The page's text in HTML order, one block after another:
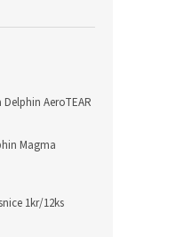
AeroTEAR
Magma
1kr/12ks